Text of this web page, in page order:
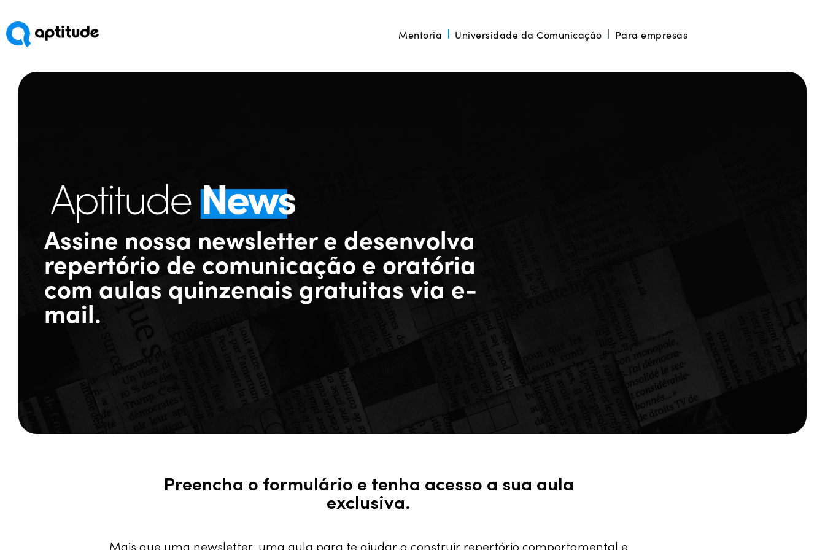
Mentoria Universidade da Comunicação Para empresas
Assine nossa newslettere desenvolva
repertório de comunicação e oratória
com aulas quinzenais gratuitas via e-
mail.
Preencha o formulário e tenha acesso a sua aula
exclusiva.